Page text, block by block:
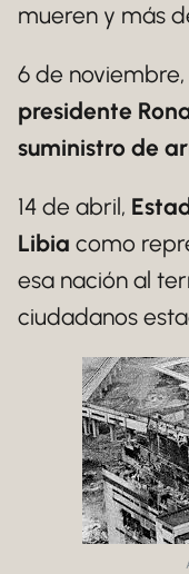
mueren y más
6 de noviembre,
presidente
suministro de
14 de abril,
Libia como
esa nación al
ciudadanos